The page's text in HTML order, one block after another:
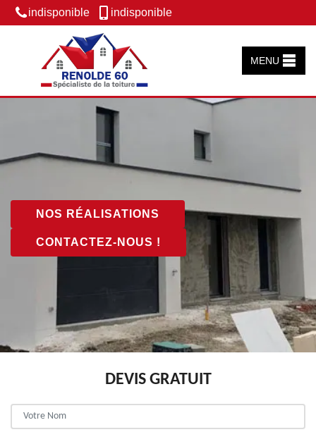
indisponible indisponible
MENU
NOS RÉALISATIONS
CONTACTEZ-NOUS !
DEVIS GRATUIT